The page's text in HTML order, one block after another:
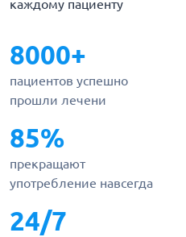
каждому пациенту
8000+
пациентов успешно
прошли лечени
85%
прекращают
употребление навсегда
24/7